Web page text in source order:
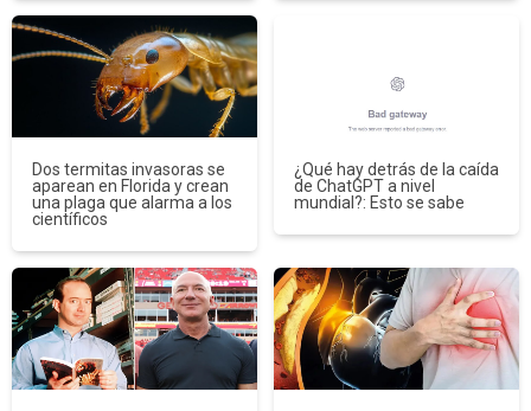
Dos termitas invasoras se
aparean en Florida y crean
una plaga que alarma a los
científicos
¿Qué hay detrás de la caída
de ChatGPT a nivel
mundial?: Esto se sabe